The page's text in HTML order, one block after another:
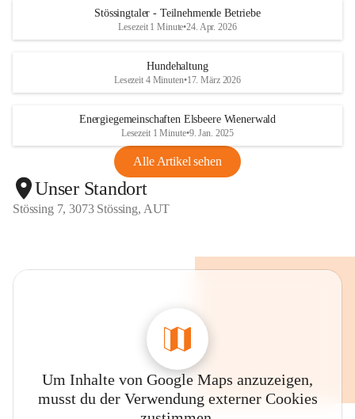
Stössingtaler - Teilnehmende Betriebe
Lesezeit 1 Minute•24. Apr. 2026
Hundehaltung
Lesezeit 4 Minuten•17. März 2026
Energiegemeinschaften Elsbeere Wienerwald
Lesezeit 1 Minute•9. Jan. 2025
Alle Artikel sehen
Unser Standort
Stössing 7, 3073 Stössing, AUT
Um Inhalte von Google Maps anzuzeigen,
musst du der Verwendung externer Cookies